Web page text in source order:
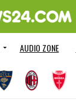
AUDIO ZONE